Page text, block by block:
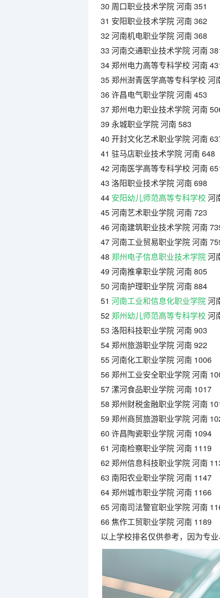
30 周口职业技术学院 河南 351
31 安阳职业技术学院 河南 362
32 河南机电职业学院 河南 368
33 河南交通职业技术学院 河南
34 郑州电力高等专科学校 河南
35 郑州澍青医学高等专科学校 河
36 许昌电气职业学院 河南 453
37 郑州电力职业技术学院 河南
39 永城职业学院 河南 583
40 开封文化艺术职业学院 河南
41 驻马店职业技术学院 河南 648
42 河南医学高等专科学校 河南
43 洛阳职业技术学院 河南 698
44 安阳幼儿师范高等专科学校河
45 河南艺术职业学院 河南 723
46 河南建筑职业技术学院 河南
47 河南工业贸易职业学院 河南
48 郑州电子信息职业技术学院河
49 河南推拿职业学院 河南 805
50 河南护理职业学院 河南 884
51 河南工业和信息化职业学院河
52郑州幼儿师范高等专科学校河
53 洛阳科技职业学院 河南 903
54 郑州旅游职业学院 河南 922
55 河南化工职业学院 河南 1006
56 郑州工业安全职业学院 河南
57 漯河食品职业学院 河南 1017
58 郑州财税金融职业学院 河南
59 郑州商贸旅游职业学院 河南
60 许昌陶瓷职业学院 河南 1094
61 河南检察职业学院 河南 1119
62 郑州信息科技职业学院 河南
63 南阳农业职业学院 河南 1147
64 郑州城市职业学院 河南 1166
65 河南司法警官职业学院 河南
66 焦作工贸职业学院 河南 1189
以上学校排名仅供参考，因为专